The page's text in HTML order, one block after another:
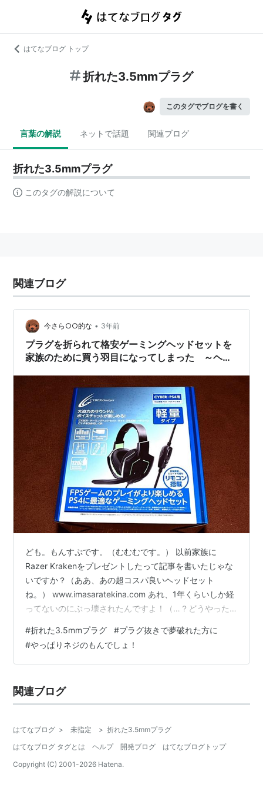
はてなブログ トップ
折れた3.5mmプラグ
このタグでブログを書く
言葉の解説 ネットで話題 関連ブログ
折れた3.5mmプラグ
このタグの解説について
関連ブログ
今さら○○的な • 3年前
プラグを折られて格安ゲーミングヘッドセットを
家族のために買う羽目になってしまった ～ヘッ
ども。もんすぷです。（むむむです。） 以前家族に
Razer Krakenをプレゼントしたって記事を書いたじゃな
いですか？（ああ、あの超コスパ良いヘッドセット
ね。） www.imasaratekina.com あれ、1年くらいしか経
ってないのにぶっ壊されたんですよ！（…？どうやった
かどうかの時間稼ぎ代替品の紹介とヘッドホンジャック
に詰まった折れたプラグを抜く方法を記録しておこうと
思います。 ヘッドセットが壊れた報告 ちょうど良い代替
どうやってプラグを抜いた？ 極細ドリル M2木ネジ …
#折れた3.5mmプラグ #プラグ抜きで夢破れた方に
#やっぱりネジのもんでしょ！
関連ブログ
はてなブログ > 未指定 > 折れた3.5mmプラグ
はてなブログ タグとは
ヘルプ 開発ブログ
はてなブログトップ
Copyright (C) 2001-2026 Hatena.